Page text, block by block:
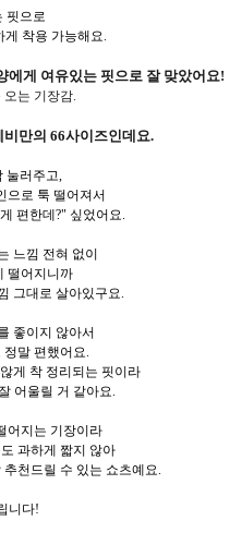
핏으로
게 착용 가능해요.
에게 여유있는 핏으로 잘 맞았어요!
는 기장감.
만의 66사이즈인데요.
눌러주고,
으로 툭 떨어져서
편한데?" 싶었어요.
느낌 전혀 없이
떨어지니까
그대로 살아있구요.
좋이지 않아서
정말 편했어요.
게 착 정리되는 핏이라
어울릴 거 같아요.
어지는 기장이라
과하게 짧지 않아
천드릴 수 있는 쇼츠예요.
니다!